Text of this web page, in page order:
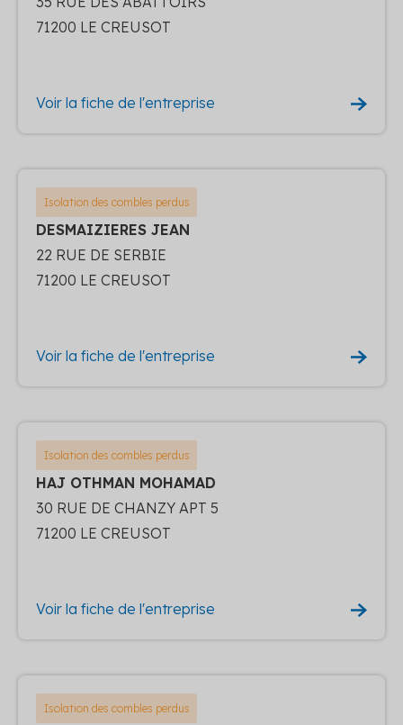
71200 LE CREUSOT
Voir la fiche de l'entreprise
Isolation des combles perdus
DESMAIZIERES JEAN
22 RUE DE SERBIE
71200 LE CREUSOT
Voir la fiche de l'entreprise
Isolation des combles perdus
HAJ OTHMAN MOHAMAD
30 RUE DE CHANZY APT 5
71200 LE CREUSOT
Voir la fiche de l'entreprise
Isolation des combles perdus